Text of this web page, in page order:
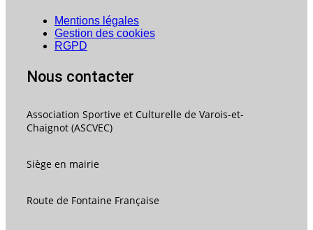
Mentions légales
Gestion des cookies
RGPD
Nous contacter
Association Sportive et Culturelle de Varois-et-
Chaignot (ASCVEC)
Siège en mairie
Route de Fontaine Française